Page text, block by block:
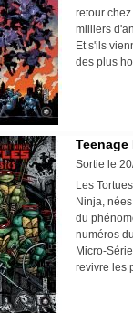
retour
milliers
Et s'ils
des plus
Sortie le
Les
Ninja,
du
numéros
Micro-
revivre les